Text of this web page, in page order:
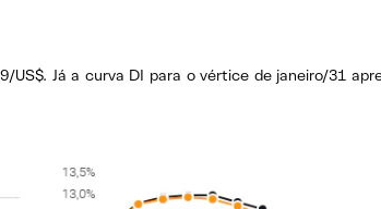
Já a curva DI para o vértice de janeiro/31